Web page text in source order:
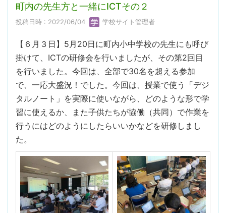
町内の先生方と一緒にICTその２
投稿日時 : 2022/06/04 学校サイト管理者
【６月３日】5月20日に町内小中学校の先生にも呼び
掛けて、ICTの研修会を行いましたが、その第2回目
を行いました。今回は、全部で30名を超える参加
で、一応大盛況！でした。今回は、授業で使う「デジ
タルノート」を実際に使いながら、どのような形で学
習に使えるか、また子供たちが協働（共同）で作業を
行うにはどのようにしたらいいかなどを研修しまし
た。